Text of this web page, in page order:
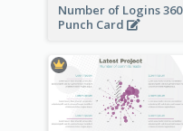
Number of Logins 360
Punch Card